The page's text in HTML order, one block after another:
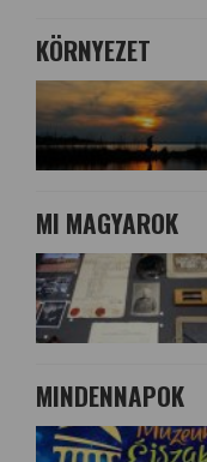
KÖRNYEZET
MI MAGYAROK
MINDENNAPOK